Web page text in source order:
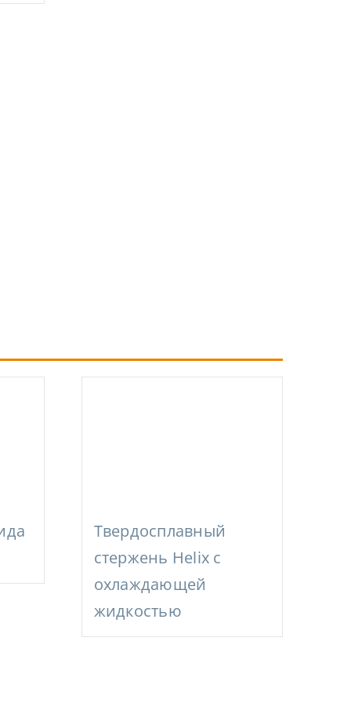
Твердосплавный
стержень Helix с
охлаждающей
жидкостью